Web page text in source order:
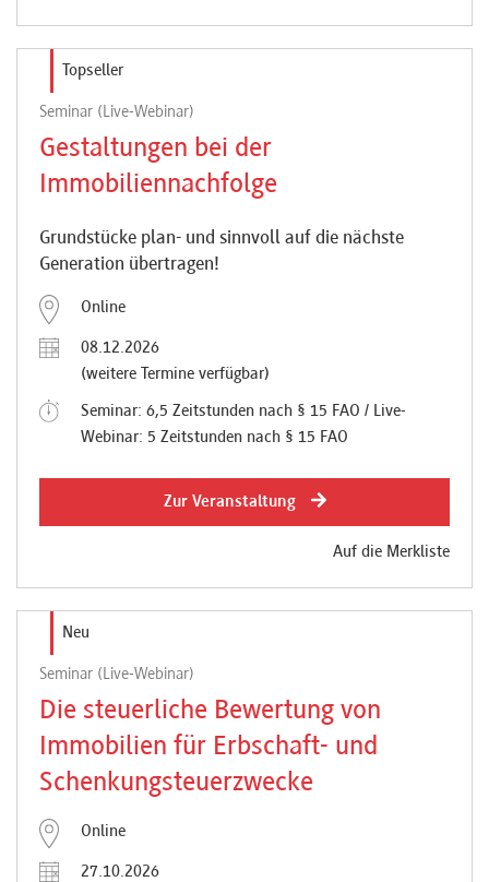
Topseller
Seminar (Live-Webinar)
Gestaltungen bei der
Immobiliennachfolge
Grundstücke plan- und sinnvoll auf die nächste
Generation übertragen!
Online
08.12.2026
(weitere Termine verfügbar)
Seminar: 6,5 Zeitstunden nach § 15 FAO / Live-
Webinar: 5 Zeitstunden nach § 15 FAO
Zur Veranstaltung
Auf die Merkliste
Neu
Seminar (Live-Webinar)
Die steuerliche Bewertung von
Immobilien für Erbschaft- und
Schenkungsteuerzwecke
Online
27.10.2026